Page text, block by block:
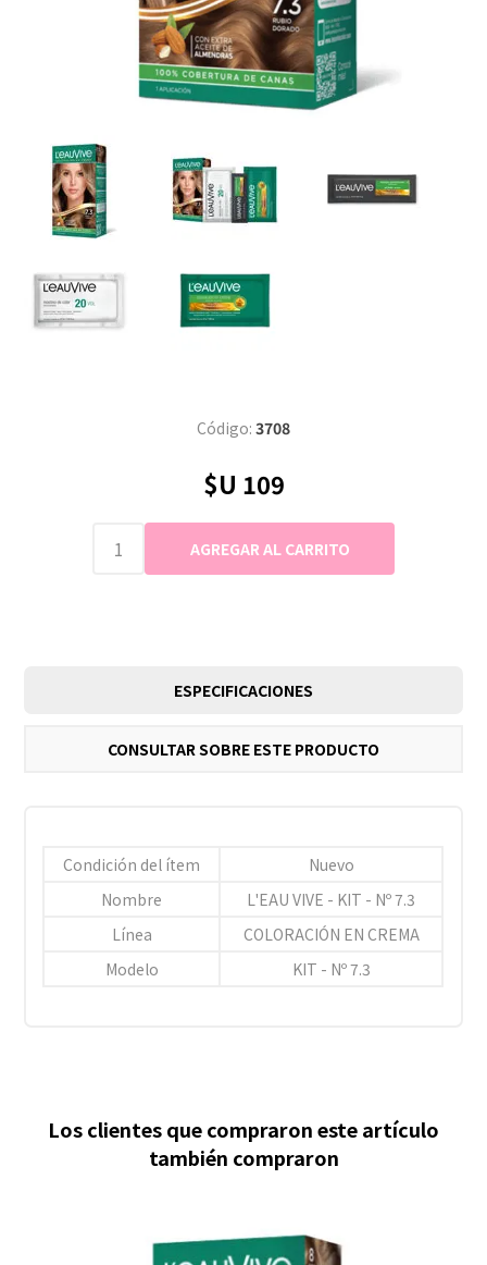
Código: 3708
$U 109
ESPECIFICACIONES
CONSULTAR SOBRE ESTE PRODUCTO
Condición del ítem
Nuevo
Nombre
L'EAU VIVE - KIT - Nº 7.3
Línea
COLORACIÓN EN CREMA
Modelo
KIT - Nº 7.3
Los clientes que compraron este artículo
también compraron